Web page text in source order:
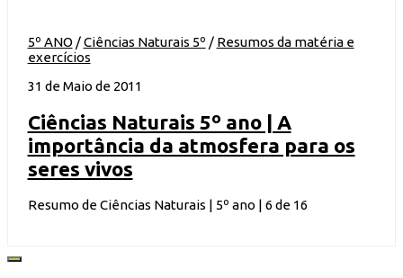
5º ANO /Ciências Naturais 5º / Resumos da matéria e
exercícios
31 de Maio de 2011
Ciências Naturais 5º ano | A
importância da atmosfera para os
seres vivos
Resumo de Ciências Naturais | 5º ano | 6 de 16